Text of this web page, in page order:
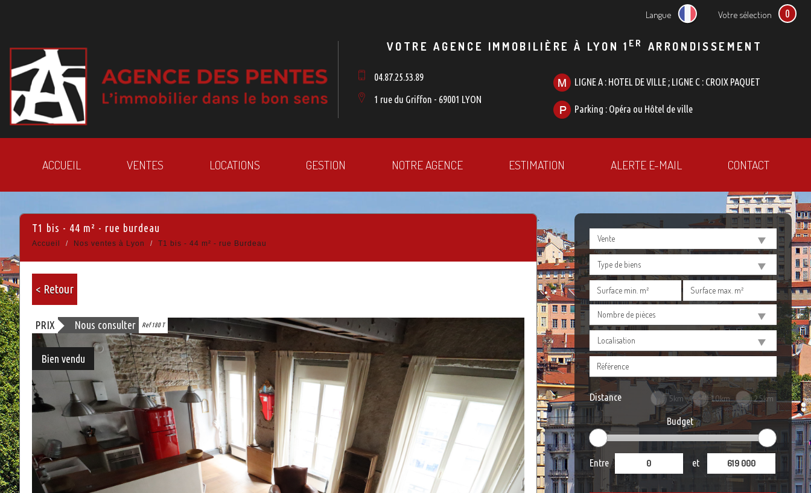
Langue Votre sélection 0
VOTRE AGENCE IMMOBILIÈRE À LYON 1 ER ARRONDISSEMENT
04.87.25.53.89
1 rue du Griffon - 69001 LYON
LIGNE A : HOTEL DE VILLE ; LIGNE C : CROIX PAQUET
Parking : Opéra ou Hôtel de ville
ACCUEIL VENTES LOCATIONS GESTION NOTRE AGENCE ESTIMATION ALERTE E-MAIL CONTACT
Vente
Type de biens
Nombre de pièces
Localisation
Distance 5km 10km 25km
Budget
Entre et
t1 bis - 44 m² - rue burdeau
Accueil Nos ventes à Lyon T1 bis - 44 m² - rue Burdeau
< Retour
PRIX Nous consulter Ref 180 T
Bien vendu